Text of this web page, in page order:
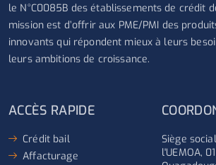
le N°C0085B des établissements de crédit
mission est d’offrir aux PME/PMI des
innovants qui répondent mieux à leurs
leurs ambitions de croissance.
ACCÈS RAPIDE
Crédit bail
Affacturage
Siège
l'UEMOA,